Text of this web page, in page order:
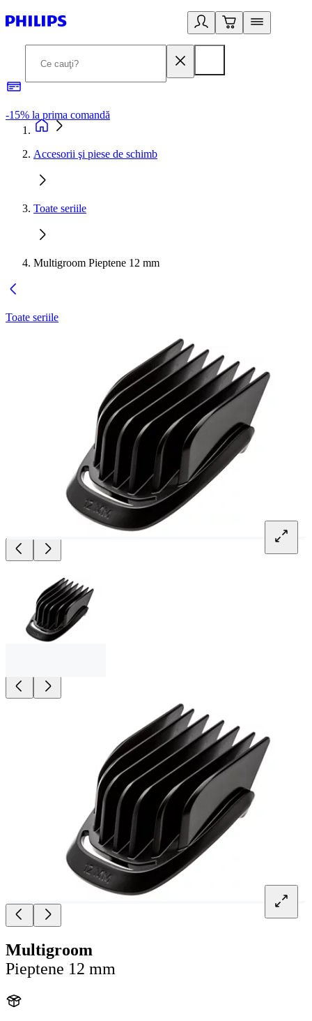
-15% la prima comandă
Accesorii şi piese de schimb
Toate seriile
Multigroom Pieptene 12 mm
Toate seriile
Multigroom
Pieptene 12 mm